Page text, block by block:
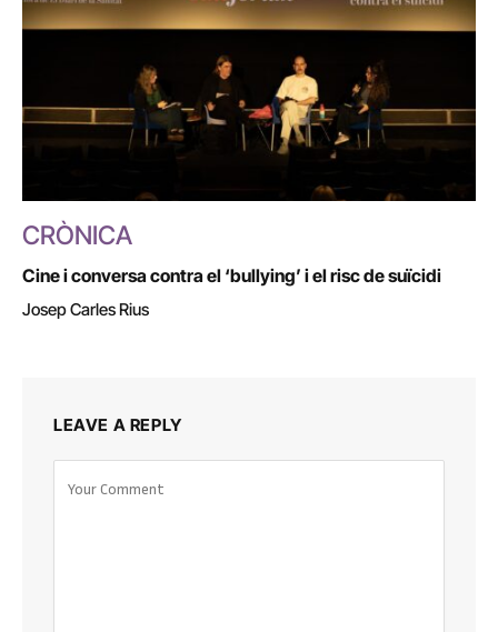
CRÒNICA
Cine i conversa contra el ‘bullying’ i el risc de suïcidi
Josep Carles Rius
LEAVE A REPLY